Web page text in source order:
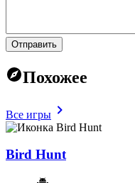
Отправить
Похожее
Все игры
Bird Hunt